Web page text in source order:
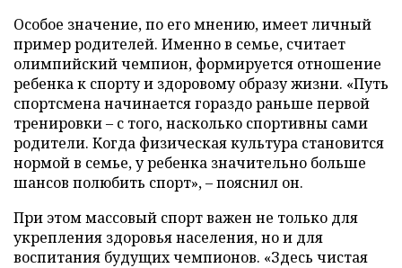
Особое значение, по его мнению, имеет личный
пример родителей. Именно в семье, считает
олимпийский чемпион, формируется отношение
ребенка к спорту и здоровому образу жизни. «Путь
спортсмена начинается гораздо раньше первой
тренировки – с того, насколько спортивны сами
родители. Когда физическая культура становится
нормой в семье, у ребенка значительно больше
шансов полюбить спорт», – пояснил он.
При этом массовый спорт важен не только для
укрепления здоровья населения, но и для
воспитания будущих чемпионов. «Здесь чистая